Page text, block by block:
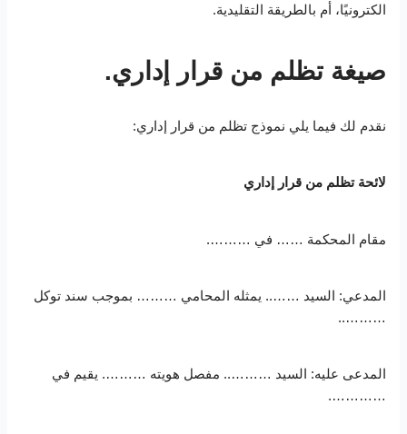
الكترونيًا، أم بالطريقة التقليدية.
صيغة تظلم من قرار إداري.
نقدم لك فيما يلي نموذج تظلم من قرار إداري:
لائحة تظلم من قرار إداري
مقام المحكمة …… في ……….
المدعي: السيد …….. يمثله المحامي ……… بموجب سند توكل
………..
المدعى عليه: السيد ……….. مفصل هويته ………. يقيم في
………….